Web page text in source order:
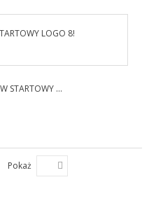
STARTOWY ...
Pokaż